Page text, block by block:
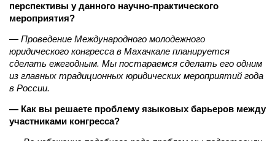
перспективы у данного научно-практического
мероприятия?
— Проведение Международного молодежного
юридического конгресса в Махачкале планируется
сделать ежегодным. Мы постараемся сделать его одним
из главных традиционных юридических мероприятий года
в России.
— Как вы решаете проблему языковых барьеров между
участниками конгресса?